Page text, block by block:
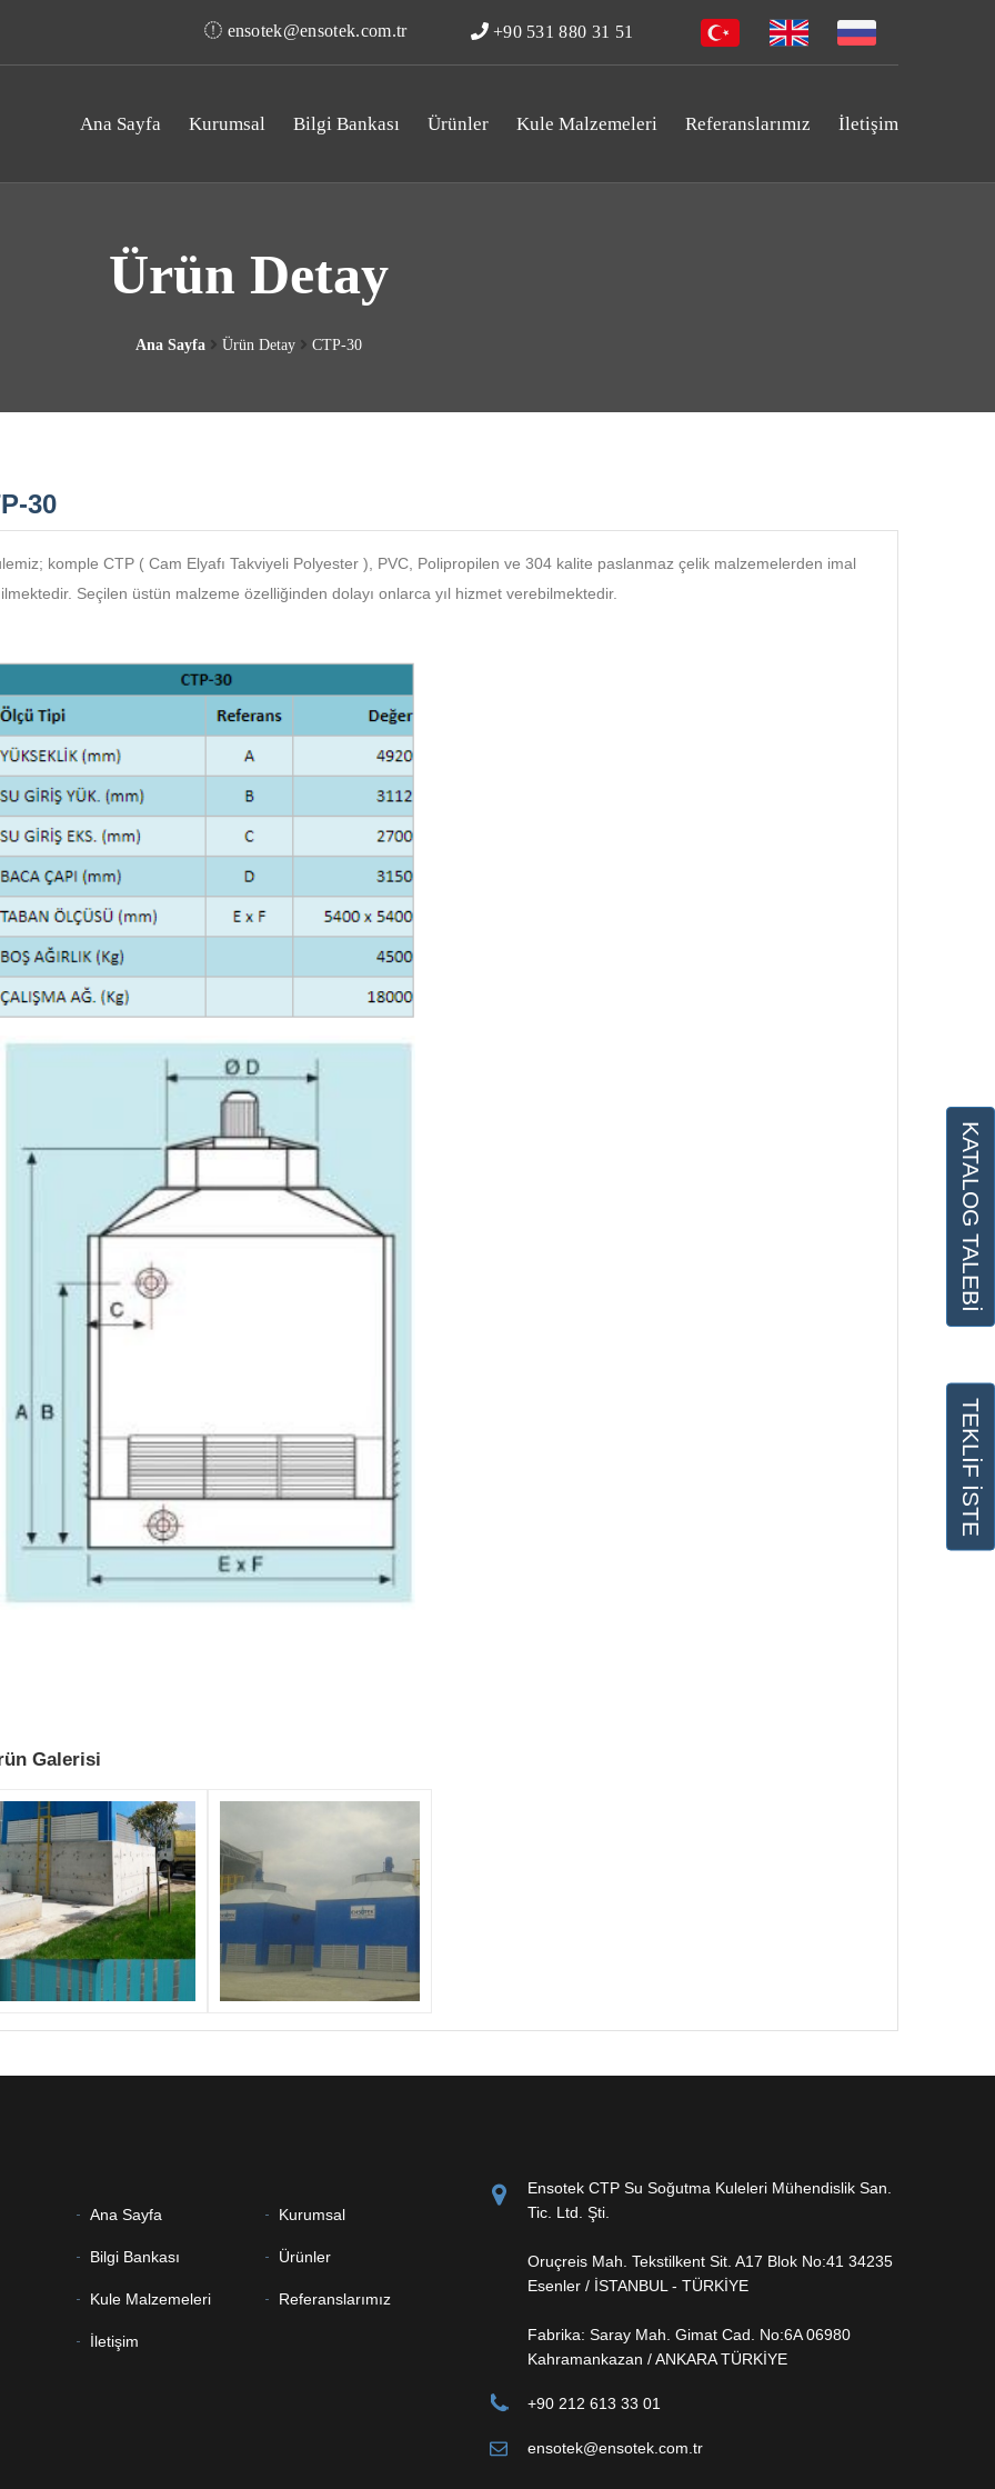
ensotek@ensotek.com.tr +90 531 880 31 51
Ana Sayfa Kurumsal Bilgi Bankası Ürünler Kule Malzemeleri Referanslarımız İletişim
Ürün Detay
Ana Sayfa Ürün Detay CTP-30
30
komple CTP ( Cam Elyafı Takviyeli Polyester ), PVC, Polipropilen ve 304 kalite paslanmaz çelik malzemelerden imal
Seçilen üstün malzeme özelliğinden dolayı onlarca yıl hizmet verebilmektedir.
Galerisi
Ana Sayfa Kurumsal
Bilgi Bankası Ürünler
Kule Malzemeleri Referanslarımız
İletişim
Ensotek CTP Su Soğutma Kuleleri Mühendislik San.
Tic. Ltd. Şti.
Oruçreis Mah. Tekstilkent Sit. A17 Blok No:41 34235
Esenler / İSTANBUL - TÜRKİYE
Fabrika: Saray Mah. Gimat Cad. No:6A 06980
Kahramankazan / ANKARA TÜRKİYE
+90 212 613 33 01
ensotek@ensotek.com.tr
KATALOG TALEBİ
TEKLİF İSTE